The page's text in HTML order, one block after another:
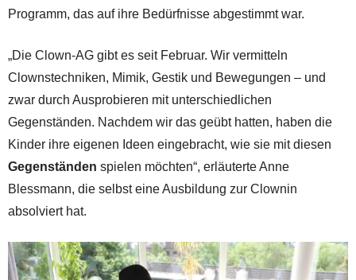
Programm, das auf ihre Bedürfnisse abgestimmt war.
„Die Clown-AG gibt es seit Februar. Wir vermitteln
Clownstechniken, Mimik, Gestik und Bewegungen – und
zwar durch Ausprobieren mit unterschiedlichen
Gegenständen. Nachdem wir das geübt hatten, haben die
Kinder ihre eigenen Ideen eingebracht, wie sie mit diesen
Gegenständen spielen möchten“, erläuterte Anne
Blessmann, die selbst eine Ausbildung zur Clownin
absolviert hat.